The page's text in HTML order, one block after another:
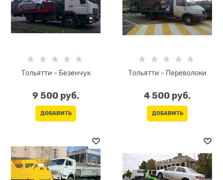
Тольятти - Безенчук
9 500 руб.
ДОБАВИТЬ
Тольятти - Переволоки
4 500 руб.
ДОБАВИТЬ